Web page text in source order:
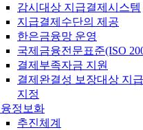
감시대상 지급결제시스템
지급결제수단의 제공
한은금융망 운영
국제금융전문표준(ISO
결제부족자금 지원
결제완결성 보장대상 지
지정
정보화
추진체계